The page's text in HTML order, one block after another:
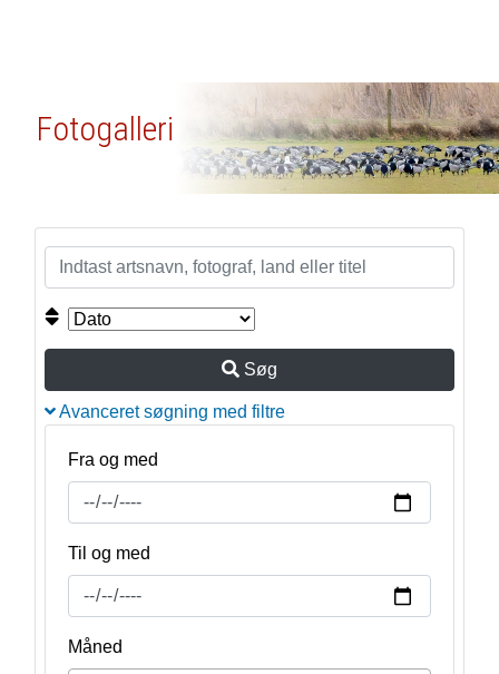
Fotogalleri
Søg
Avanceret søgning med filtre
Fra og med
Til og med
Måned